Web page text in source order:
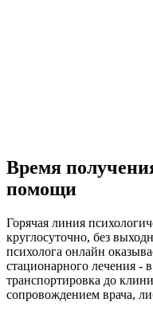
Время
помощи
Горячая линия
круглосуточно, без
психолога онлайн
стационарного лечения -
транспортировка до
сопровождением врача,